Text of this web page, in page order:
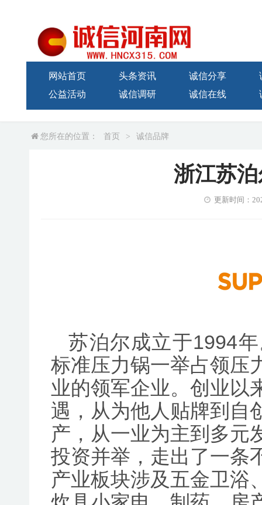
网站首页 头条资讯 诚信分享
公益活动
诚信调研 诚信在线
您所在的位置： 首页 > 诚信品牌
浙江苏
更新时间：
苏泊尔成立于1994
标准压力锅一举占领压
业的领军企业。创业以
遇，从为他人贴牌到自
产，从一业为主到多元
投资并举，走出了一条
产业板块涉及五金卫浴